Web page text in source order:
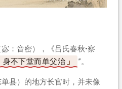
：音密），《吕氏春秋•察
身不下堂而单父治 ”。
县）的地方长官时，并未像